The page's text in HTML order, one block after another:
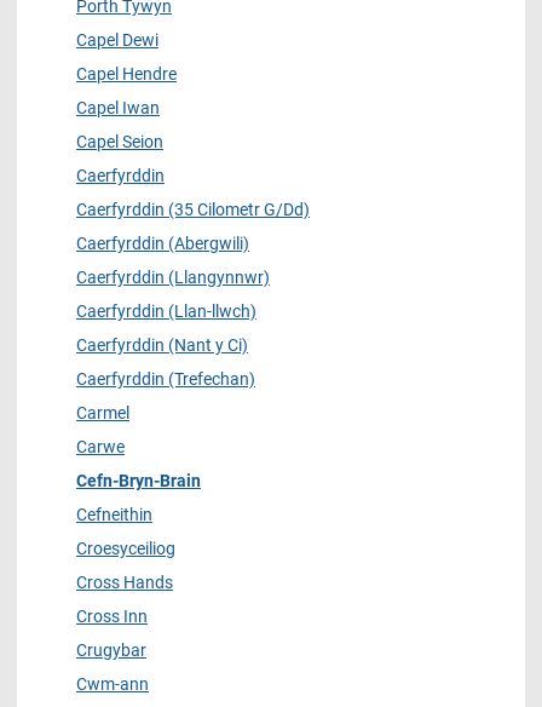
Porth Tywyn
Capel Dewi
Capel Hendre
Capel Iwan
Capel Seion
Caerfyrddin
Caerfyrddin (35 Cilometr G/Dd)
Caerfyrddin (Abergwili)
Caerfyrddin (Llangynnwr)
Caerfyrddin (Llan-llwch)
Caerfyrddin (Nant y Ci)
Caerfyrddin (Trefechan)
Carmel
Carwe
Cefn-Bryn-Brain
Cefneithin
Croesyceiliog
Cross Hands
Cross Inn
Crugybar
Cwm-ann